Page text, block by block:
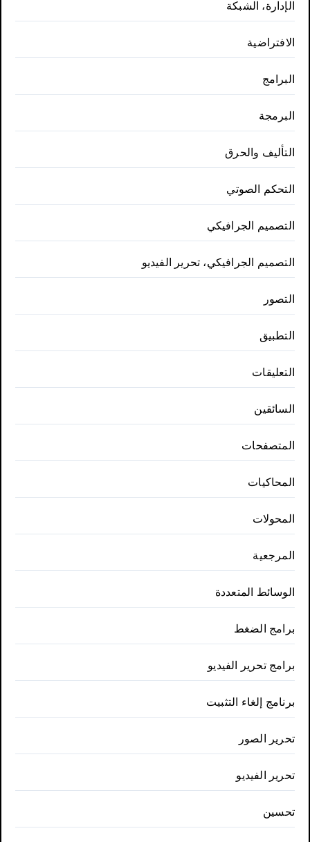
الإدارة، الشبكة
الافتراضية
البرامج
البرمجة
التأليف والحرق
التحكم الصوتي
التصميم الجرافيكي
التصميم الجرافيكي، تحرير الفيديو
التصور
التطبيق
التعليقات
السائقين
المتصفحات
المحاكيات
المحولات
المرجعية
الوسائط المتعددة
برامج الضغط
برامج تحرير الفيديو
برنامج إلغاء التثبيت
تحرير الصور
تحرير الفيديو
تحسين